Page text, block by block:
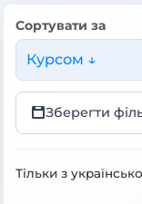
Сортувати за
Курсом ↓
Зберегти
Тільки з